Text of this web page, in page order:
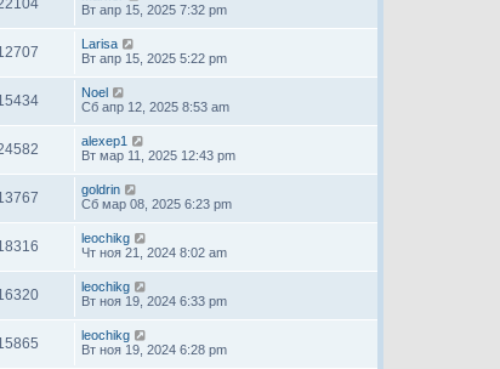
Вт апр 15, 2025 7:32 pm
Larisa
Вт апр 15, 2025 5:22 pm
Noel
Сб апр 12, 2025 8:53 am
alexep1
Вт мар 11, 2025 12:43 pm
goldrin
Сб мар 08, 2025 6:23 pm
leochikg
Чт ноя 21, 2024 8:02 am
leochikg
Вт ноя 19, 2024 6:33 pm
leochikg
Вт ноя 19, 2024 6:28 pm